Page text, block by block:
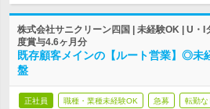
株式会社サニクリーン四国 | 未経験OK | U・I
度賞与4.6ヶ月分
既存顧客メインの【ルート営業】◎
盤
正社員 職種・業種未経験OK 急募 転勤な